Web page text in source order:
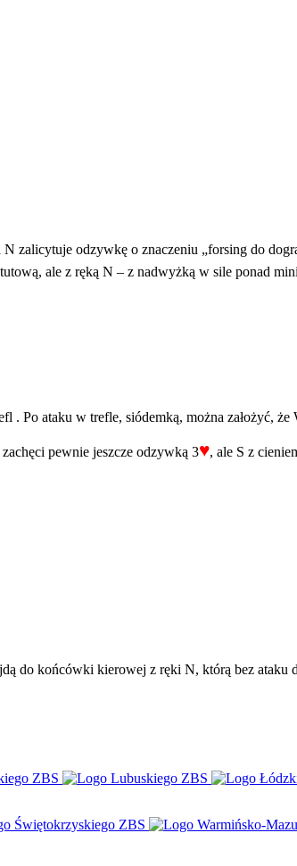
N zalicytuje odzywkę o znaczeniu „forsing do
ale z ręką N – z nadwyżką w sile ponad
. Po ataku w trefle, siódemką, można założyć,
pewnie jeszcze odzywką 3♥, ale S z
do końcówki kierowej z ręki N, którą bez ataku